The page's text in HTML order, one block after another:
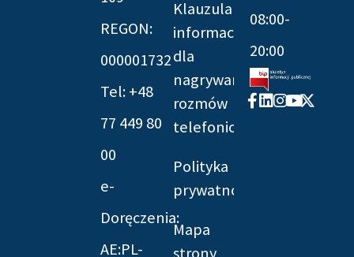
REGON:
000001732
Tel: +48
77 449 80
00
e-
Doręczenia:
AE:PL-
Klauzula
informacyjna
dla
nagrywania
rozmów
telefonicznych
Polityka
prywatności
Mapa
08:00-
20:00
Facebook-
f
Linkedin
Instagram
Youtube
X-
twitter